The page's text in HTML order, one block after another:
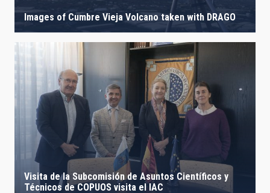
Images of Cumbre Vieja Volcano taken with DRAGO
Visita de la Subcomisión de Asuntos Científicos y
Técnicos de COPUOS visita el IAC